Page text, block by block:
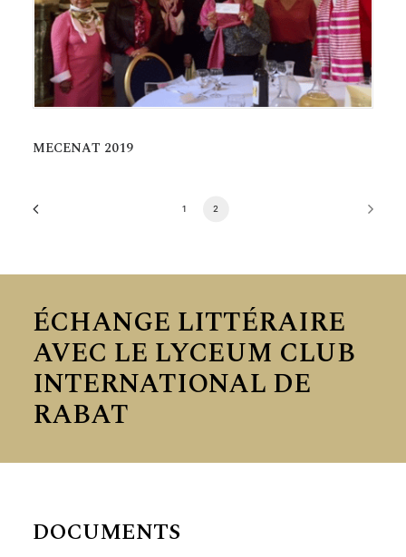
MECENAT 2019
1 2
ÉCHANGE LITTÉRAIRE
AVEC LE LYCEUM CLUB
INTERNATIONAL DE
RABAT
DOCUMENTS